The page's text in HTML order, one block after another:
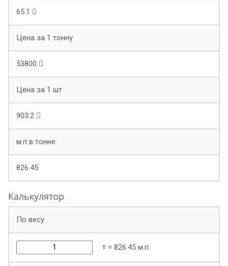
65.1
Цена за 1 тонну
53800
Цена за 1 шт
903.2
м.п в тонне
826.45
Калькулятор
По весу
т = 826.45 м.п.